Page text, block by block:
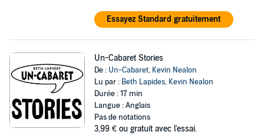
Essayez Standard gratuitement
Un-Cabaret Stories
De : Un-Cabaret, Kevin Nealon
Lu par : Beth Lapides, Kevin Nealon
Durée : 17 min
Langue : Anglais
Pas de notations
3,99 € ou gratuit avec l'essai.